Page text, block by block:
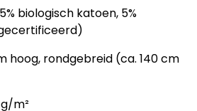
biologisch katoen, 5%
hoog, rondgebreid (ca. 140 cm
m²